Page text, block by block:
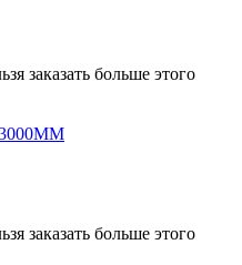
заказать больше этого
заказать больше этого